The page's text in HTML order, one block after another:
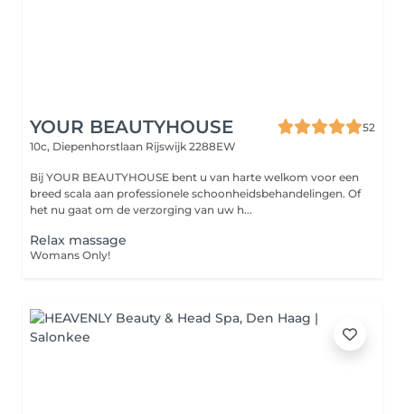
YOUR BEAUTYHOUSE
52
10c, Diepenhorstlaan Rijswijk 2288EW
Bij YOUR BEAUTYHOUSE bent u van harte welkom voor een
breed scala aan professionele schoonheidsbehandelingen. Of
het nu gaat om de verzorging van uw h...
Relax massage
Womans Only!